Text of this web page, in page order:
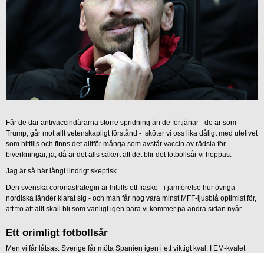
Får de där antivaccindårarna större spridning än de förtjänar - de är som
Trump, går mot allt vetenskapligt förstånd - sköter vi oss lika dåligt med utelivet
som hittills och finns det alltför många som avstår vaccin av rädsla för
biverkningar, ja, då är det alls säkert att det blir det fotbollsår vi hoppas.
Jag är så här långt lindrigt skeptisk.
Den svenska coronastrategin är hittills ett fiasko - i jämförelse hur övriga
nordiska länder klarat sig - och man får nog vara minst MFF-ljusblå optimist för,
att tro att allt skall bli som vanligt igen bara vi kommer på andra sidan nyår.
Ett orimligt fotbollsår
Men vi får låtsas. Sverige får möta Spanien igen i ett viktigt kval. I EM-kvalet